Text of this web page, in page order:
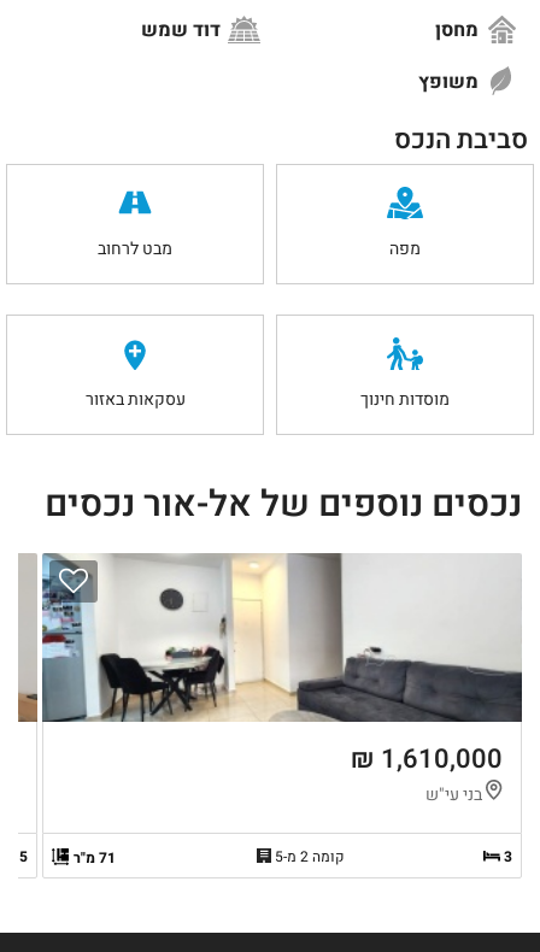
מחסן
דוד שמש
משופץ
סביבת הנכס
מפה מבט לרחוב
מוסדות חינוך עסקאות באזור
נכסים נוספים של אל-אור נכסים
1,610,000 ₪
בני עי"ש
3 קומה 2 מ-5 71 מ"ר 4.5